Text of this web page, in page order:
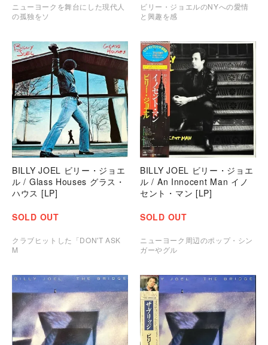
ニューヨークを舞台にした現代人
の孤独をソ
ビリー・ジョエルのNYへの愛情
と興趣を感
BILLY JOEL ビリー・ジョエ
ル / Glass Houses グラス・
ハウス [LP]
SOLD OUT
クラブヒットした「DON'T ASK
M
BILLY JOEL ビリー・ジョエ
ル / An Innocent Man イノ
セント・マン [LP]
SOLD OUT
ニューヨーク周辺のポップ・シン
ガーやグル